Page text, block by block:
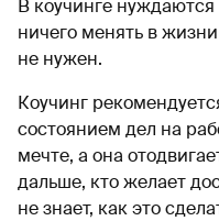
В коучинге нуждаются
ничего менять в
не нужен.
Коучинг
состоянием дел на
мечте, а она
дальше, кто желает
не знает, как это